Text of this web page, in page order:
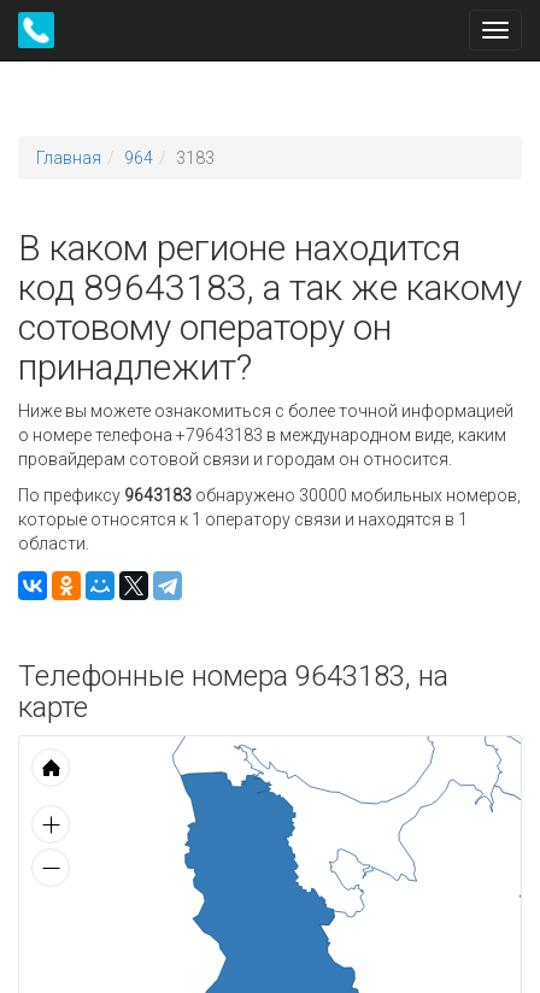
Главная 964 3183
В каком регионе находится
код 89643183, а так же какому
сотовому оператору он
принадлежит?
Ниже вы можете ознакомиться с более точной информацией
о номере телефона +79643183 в международном виде, каким
провайдерам сотовой связи и городам он относится.
По префиксу 9643183 обнаружено 30000 мобильных номеров,
которые относятся к 1 оператору связи и находятся в 1
области.
Телефонные номера 9643183, на
карте